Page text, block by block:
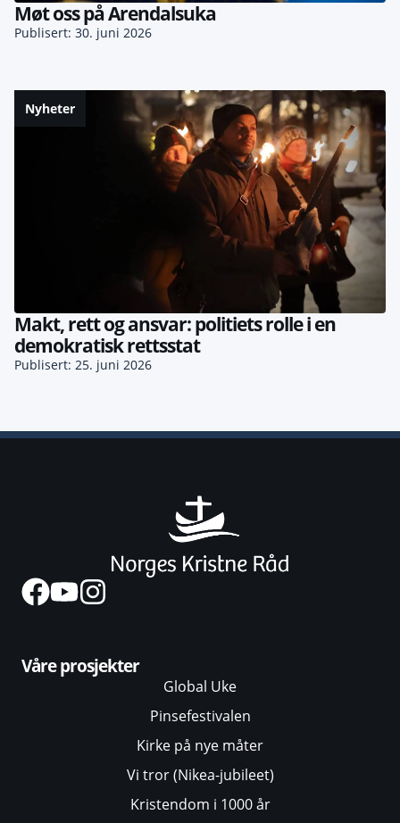
Møt oss på Arendalsuka
Publisert: 30. juni 2026
Nyheter
Makt, rett og ansvar: politiets rolle i en
demokratisk rettsstat
Publisert: 25. juni 2026
Våre prosjekter
Global Uke
Pinsefestivalen
Kirke på nye måter
Vi tror (Nikea-jubileet)
Kristendom i 1000 år